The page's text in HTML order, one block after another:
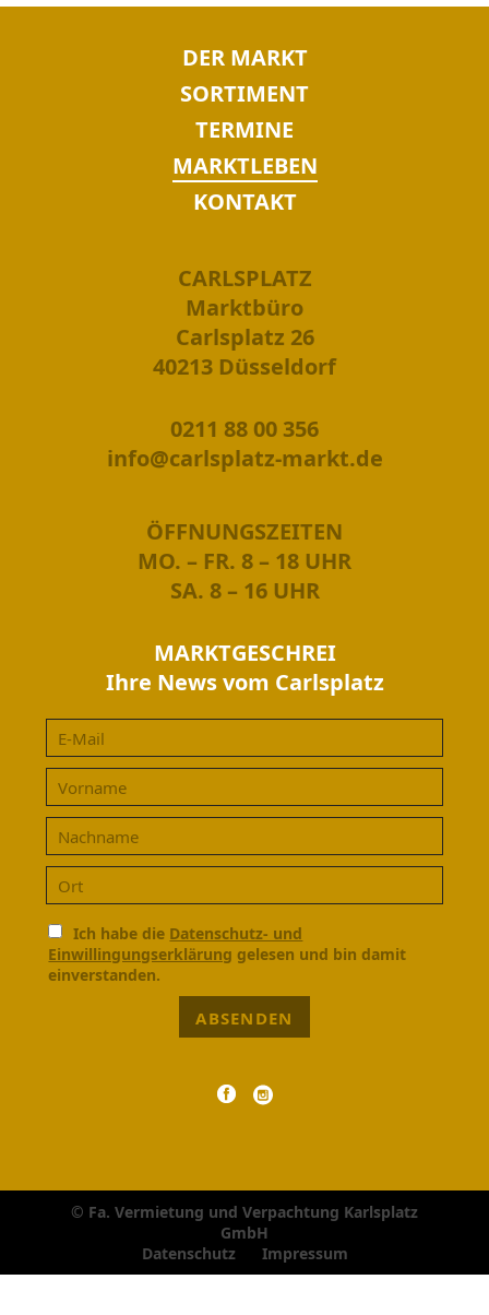
NAVIGATION
ÜBERSPRINGEN
DER MARKT
SORTIMENT
TERMINE
MARKTLEBEN
KONTAKT
CARLSPLATZ
Marktbüro
Carlsplatz 26
40213 Düsseldorf
0211 88 00 356
info@carlsplatz-markt.de
ÖFFNUNGSZEITEN
MO. – FR. 8 – 18 UHR
SA. 8 – 16 UHR
MARKTGESCHREI
Ihre News vom Carlsplatz
Ich habe die Datenschutz- und
Einwillingungserklärung gelesen und bin damit
einverstanden.
ABSENDEN
© Fa. Vermietung und Verpachtung Karlsplatz
GmbH
Navigation
überspringen
Datenschutz Impressum